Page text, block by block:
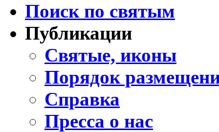
Поиск по святым
Публикации
Святые, иконы
Порядок
Справка
Пресса о нас